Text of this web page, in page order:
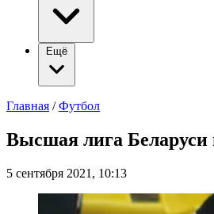
Ещё
Главная / Футбол
Высшая лига Беларуси
5 сентября 2021, 10:13